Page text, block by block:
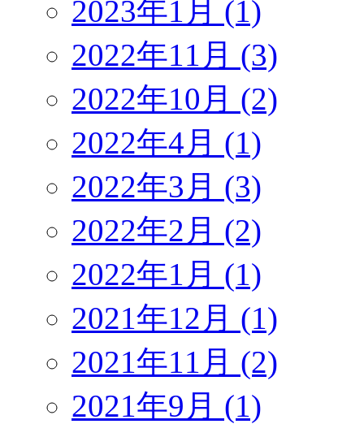
2023年1月 (1)
2022年11月 (3)
2022年10月 (2)
2022年4月 (1)
2022年3月 (3)
2022年2月 (2)
2022年1月 (1)
2021年12月 (1)
2021年11月 (2)
2021年9月 (1)